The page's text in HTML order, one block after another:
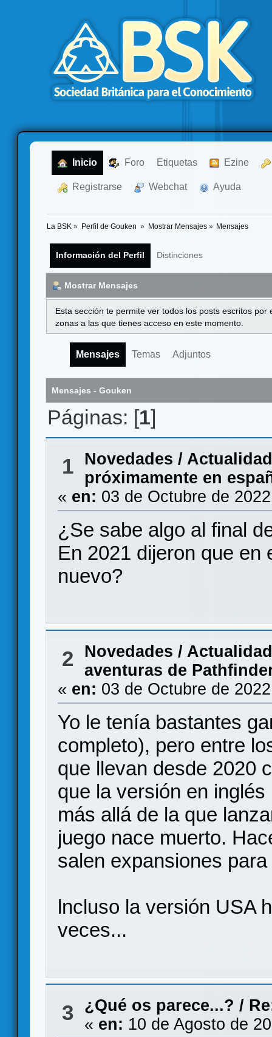
Inicio Foro Etiquetas Ezine
Registrarse Webchat Ayuda
La BSK » Perfil de Gouken » Mostrar Mensajes» Mensajes
Información del Perfil Distinciones
Mostrar Mensajes
Esta sección te permite ver todos los posts escritos
zonas a las que tienes acceso en este momento.
Mensajes Temas Adjuntos
Mensajes - Gouken
Páginas: [1]
1
Novedades / Actualidad
próximamente en
« en: 03 de Octubre de
¿Se sabe algo al final
En 2021 dijeron que en
nuevo?
2
Novedades / Actualidad
aventuras de
« en: 03 de Octubre de
Yo le tenía bastantes
completo), pero entre
que llevan desde 2020
que la versión en
más allá de la que
juego nace muerto.
salen expansiones
lncluso la versión USA
veces...
3 ¿Qué os parece...? /
« en: 10 de Agosto de